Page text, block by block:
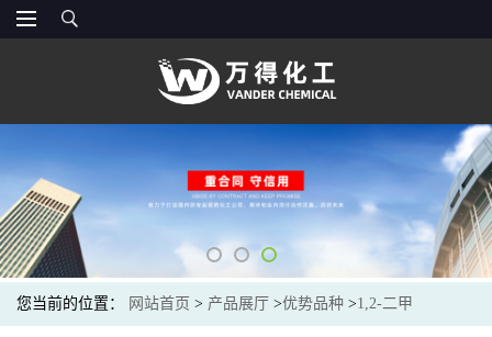
您当前的位置： 网站首页 > 产品展厅 >优势品种 >1,2-二甲